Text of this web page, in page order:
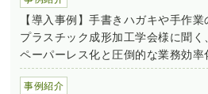
【導入事例】手書きハガキや手作
プラスチック成形加工学会様に聞
ペーパーレス化と圧倒的な業務効率
事例紹介